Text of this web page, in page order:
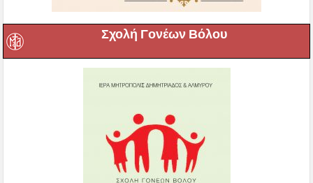
Σχολή Γονέων Βόλου